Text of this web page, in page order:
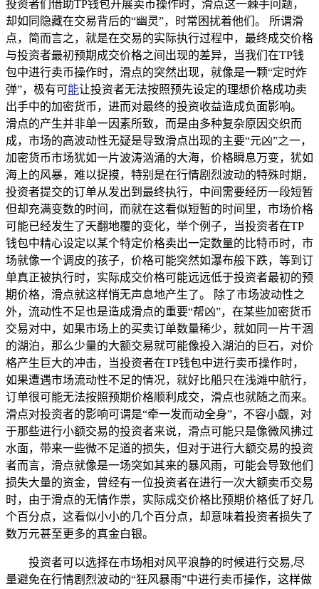
投资者们借助TP钱包开展卖币操作时，滑点这一棘手问题，
却如同隐藏在交易背后的“幽灵”，时常困扰着他们。 所谓滑
点，简而言之，就是在交易的实际执行过程中，最终成交价格
与投资者最初预期成交价格之间出现的差异，当我们在TP钱
包中进行卖币操作时，滑点的突然出现，就像是一颗“定时炸
弹”，极有可能让投资者无法按照预先设定的理想价格成功卖
出手中的加密货币，进而对最终的投资收益造成负面影响。
滑点的产生并非单一因素所致，而是由多种复杂原因交织而
成，市场的高波动性无疑是导致滑点出现的主要“元凶”之一，
加密货币市场犹如一片波涛汹涌的大海，价格瞬息万变，犹如
海上的风暴，难以捉摸，特别是在行情剧烈波动的特殊时期，
投资者提交的订单从发出到最终执行，中间需要经历一段短暂
但却充满变数的时间，而就在这看似短暂的时间里，市场价格
可能已经发生了天翻地覆的变化，举个例子，当投资者在TP
钱包中精心设定以某个特定价格卖出一定数量的比特币时，市
场就像一个调皮的孩子，价格可能突然如瀑布般下跌，等到订
单真正被执行时，实际成交价格可能远远低于投资者最初的预
期价格，滑点就这样悄无声息地产生了。 除了市场波动性之
外，流动性不足也是造成滑点的重要“帮凶”，在某些加密货币
交易对中，如果市场上的买卖订单数量稀少，就如同一片干涸
的湖泊，那么少量的大额交易就可能像投入湖泊的巨石，对价
格产生巨大的冲击，当投资者在TP钱包中进行卖币操作时，
如果遭遇市场流动性不足的情况，就好比船只在浅滩中航行，
订单很可能无法按照预期价格顺利成交，滑点也就随之而来。
滑点对投资者的影响可谓是“牵一发而动全身”，不容小觑，对
于那些进行小额交易的投资者来说，滑点可能只是像微风拂过
水面，带来一些微不足道的损失，但对于进行大额交易的投资
者而言，滑点就像是一场突如其来的暴风雨，可能会导致他们
损失大量的资金，曾经有一位投资者在进行一次大额卖币交易
时，由于滑点的无情作祟，实际成交价格比预期价格低了好几
个百分点，这看似小小的几个百分点，却意味着投资者损失了
数万元甚至更多的真金白银。
投资者可以选择在市场相对风平浪静的时候进行交易,尽
量避免在行情剧烈波动的“狂风暴雨”中进行卖币操作，这样做